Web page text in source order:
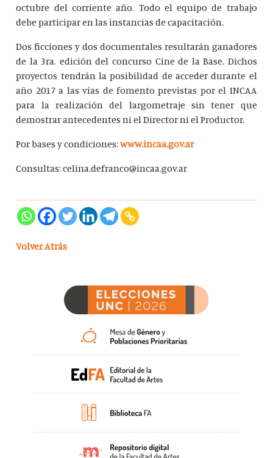
octubre del corriente año. Todo el equipo de trabajo
debe participar en las instancias de capacitación.
Dos ficciones y dos documentales resultarán ganadores
de la 3ra. edición del concurso Cine de la Base. Dichos
proyectos tendrán la posibilidad de acceder durante el
año 2017 a las vías de fomento previstas por el INCAA
para la realización del largometraje sin tener que
demostrar antecedentes ni el Director ni el Productor.
Por bases y condiciones:www.incaa.gov.ar
Consultas: celina.defranco@incaa.gov.ar
Volver Atrás